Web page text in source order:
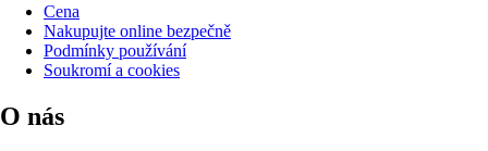
Cena
Nakupujte online bezpečně
Podmínky používání
Soukromí a cookies
O nás